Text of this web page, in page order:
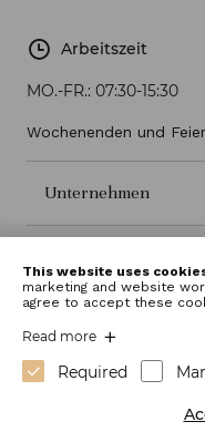
Arbeitszeit
MO.-FR.: 07:30-15:30
Wochenenden und
Unternehmen
This website uses
marketing and website
agree to accept these
Read more
Required